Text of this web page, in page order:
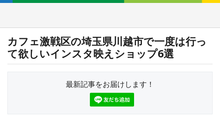
カフェ激戦区の埼玉県川越市で一度は行っ
て欲しいインスタ映えショップ6選
最新記事をお届けします！